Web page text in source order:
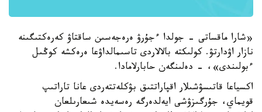
«شارا ماقساتى - جولدا ءجۇرۋ ەرەجەسىن ساقتاۋ كەرەكتىگىنە
نازار اۋدارتۋ. كولىكتە بالالاردى تاسىمالداۋعا ەرەكشە كوڭىل
ءبولىندى»، - دەلىنگەن حابارلامادا.
اكسياعا قاتىسۋشىلار اقپاراتتىق بۋكلەتتەردى عانا تاراتىپ
قويماي، جۇرگىزۋشى ايەلدەرگە رەسەيدە شىعارىلعان